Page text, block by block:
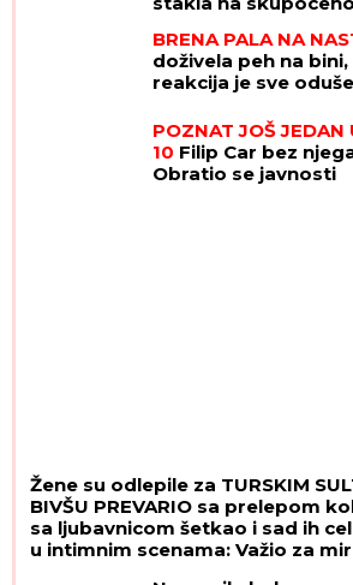
BRENA PALA NA
doživela peh na bini,
reakcija je sve
POZNAT JOŠ JEDAN
10 Filip Car bez
Obratio se javnosti
Žene su odlepile za TURSKIM
BIVŠU PREVARIO sa prelepom
sa ljubavnicom šetkao i sad ih
u intimnim scenama: Važio za